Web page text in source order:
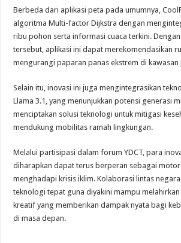
Berbeda dari aplikasi peta pada umumnya,
algoritma Multi-factor Dijkstra dengan
ribu pohon serta informasi cuaca terkini.
tersebut, aplikasi ini dapat merekomendasikan
mengurangi paparan panas ekstrem di kawasan
Selain itu, inovasi ini juga mengintegrasikan
Llama 3.1, yang menunjukkan potensi generasi
menciptakan solusi teknologi untuk mitigasi
mendukung mobilitas ramah lingkungan.
Melalui partisipasi dalam forum YDCT, para
diharapkan dapat terus berperan sebagai
menghadapi krisis iklim. Kolaborasi lintas
teknologi tepat guna diyakini mampu
kreatif yang memberikan dampak nyata bagi
di masa depan.